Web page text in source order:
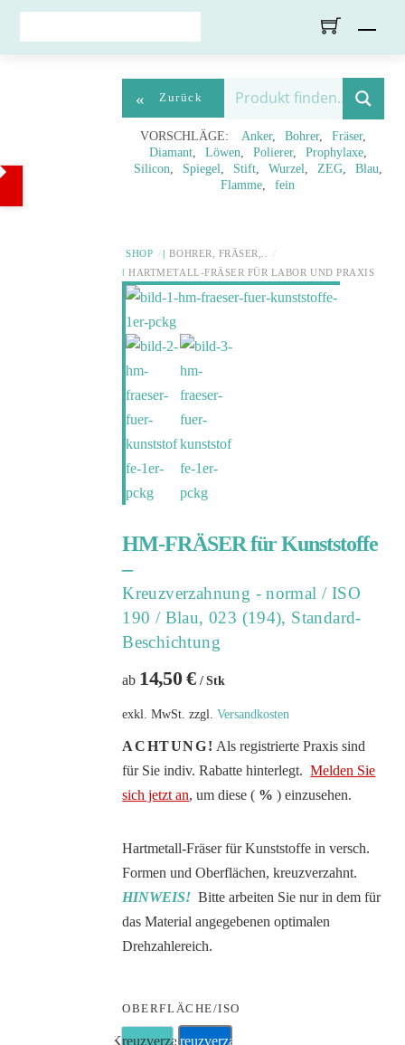
Skip
« Zurück
VORSCHLÄGE: Anker Bohrer
Fräser
Diamant
Löwen Polierer
Prophylaxe
Silicon
Spiegel Stift Wurzel ZEG
Blau
Flamme
fein
SHOP
BOHRER, FRÄSER,..
HARTMETALL-FRÄSER FÜR LABOR UND PRAXIS
HM-FRÄSER für Kunststoffe
–
Kreuzverzahnung - normal / ISO
190 / Blau, 023 (194), Standard-
Beschichtung
ab 14,50€ / Stk
exkl. MwSt. zzgl.Versandkosten
ACHTUNG! Als registrierte Praxis sind
für Sie indiv. Rabatte hinterlegt.Melden Sie
sich jetzt an, um diese ( % ) einzusehen.
Hartmetall-Fräser für Kunststoffe in versch.
Formen und Oberflächen, kreuzverzahnt.
HINWEIS! Bitte arbeiten Sie nur in dem für
das Material angegebenen optimalen
Drehzahlereich.
OBERFLÄCHE/ISO